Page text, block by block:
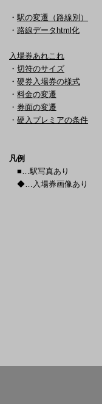
・ 駅の変遷（路線別）
・ 路線データhtml化
入場券あれこれ
・ 切符のサイズ
・ 硬券入場券の様式
・ 料金の変遷
・ 券面の変遷
・ 硬入プレミアの条件
凡例
■…駅写真あり
◆…入場券画像あり